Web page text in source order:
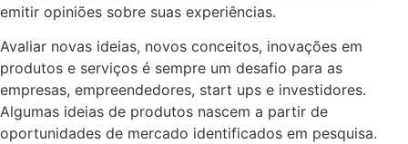
emitir opiniões sobre suas experiências.
Avaliar novas ideias, novos conceitos, inovações em
produtos e serviços é sempre um desafio para as
empresas, empreendedores, start ups e investidores.
Algumas ideias de produtos nascem a partir de
oportunidades de mercado identificados em pesquisa.